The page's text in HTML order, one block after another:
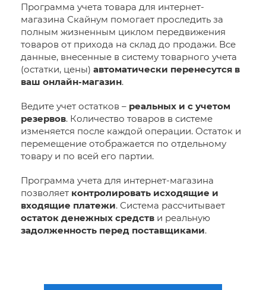
Программа учета товара для интернет-
магазина Скайнум помогает проследить за
полным жизненным циклом передвижения
товаров от прихода на склад до продажи. Все
данные, внесенные в систему товарного учета
(остатки, цены) автоматически перенесутся в
ваш онлайн-магазин.
Ведите учет остатков – реальных и с учетом
резервов. Количество товаров в системе
изменяется после каждой операции. Остаток и
перемещение отображается по отдельному
товару и по всей его партии.
Программа учета для интернет-магазина
позволяет контролировать исходящие и
входящие платежи. Система рассчитывает
остаток денежных средств и реальную
задолженность перед поставщиками.